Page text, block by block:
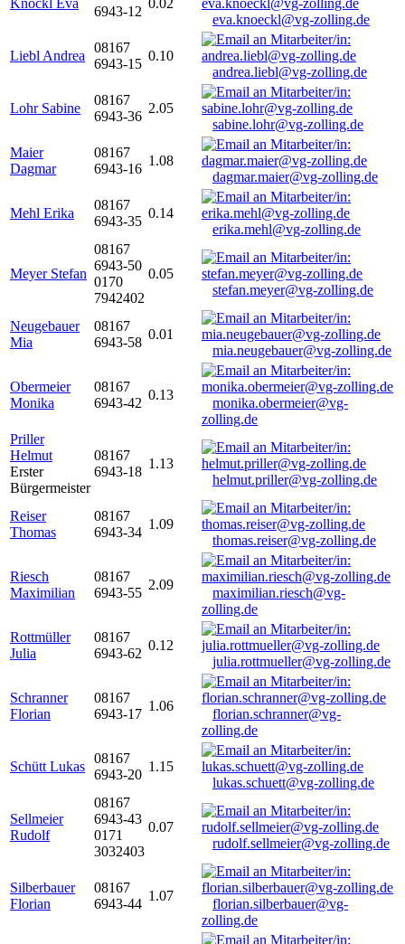
Knöckl Eva
6943-12
0.02
eva.knoeckl@vg-zolling.de
Liebl Andrea
08167
6943-15
0.10
andrea.liebl@vg-zolling.de
Lohr Sabine
08167
6943-36
2.05
sabine.lohr@vg-zolling.de
Maier
Dagmar
08167
6943-16
1.08
dagmar.maier@vg-zolling.de
Mehl Erika
08167
6943-35
0.14
erika.mehl@vg-zolling.de
Meyer Stefan
08167
6943-50
0170
7942402
0.05
stefan.meyer@vg-zolling.de
Neugebauer
Mia
08167
6943-58
0.01
mia.neugebauer@vg-zolling.de
Obermeier
Monika
08167
6943-42
0.13
monika.obermeier@vg-
zolling.de
Priller
Helmut
Erster
Bürgermeister
08167
6943-18
1.13
helmut.priller@vg-zolling.de
Reiser
Thomas
08167
6943-34
1.09
thomas.reiser@vg-zolling.de
Riesch
Maximilian
08167
6943-55
2.09
maximilian.riesch@vg-
zolling.de
Rottmüller
Julia
08167
6943-62
0.12
julia.rottmueller@vg-zolling.de
Schranner
Florian
08167
6943-17
1.06
florian.schranner@vg-
zolling.de
Schütt Lukas
08167
6943-20
1.15
lukas.schuett@vg-zolling.de
Sellmeier
Rudolf
08167
6943-43
0171
3032403
0.07
rudolf.sellmeier@vg-zolling.de
Silberbauer
Florian
08167
6943-44
1.07
florian.silberbauer@vg-
zolling.de